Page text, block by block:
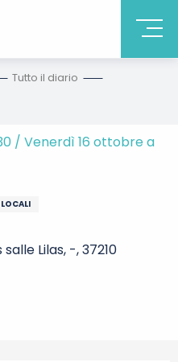
Tutto il diario
/ Venerdì 16 ottobre a
Lilas, -, 37210